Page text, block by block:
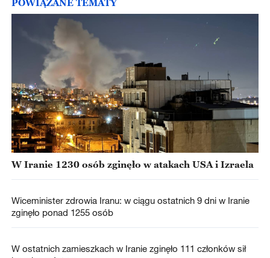
POWIĄZANE TEMATY
W Iranie 1230 osób zginęło w atakach USA i Izraela
Wiceminister zdrowia Iranu: w ciągu ostatnich 9 dni w Iranie
zginęło ponad 1255 osób
W ostatnich zamieszkach w Iranie zginęło 111 członków sił